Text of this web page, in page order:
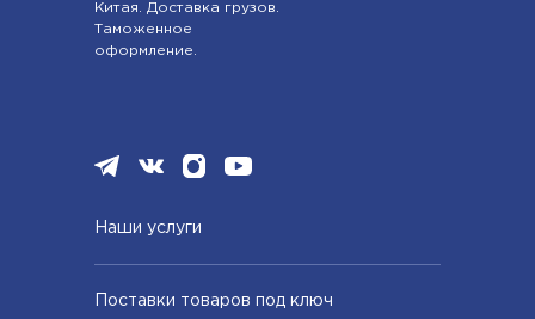
Китая. Доставка грузов.
Таможенное
оформление.
Наши услуги
Поставки товаров под ключ